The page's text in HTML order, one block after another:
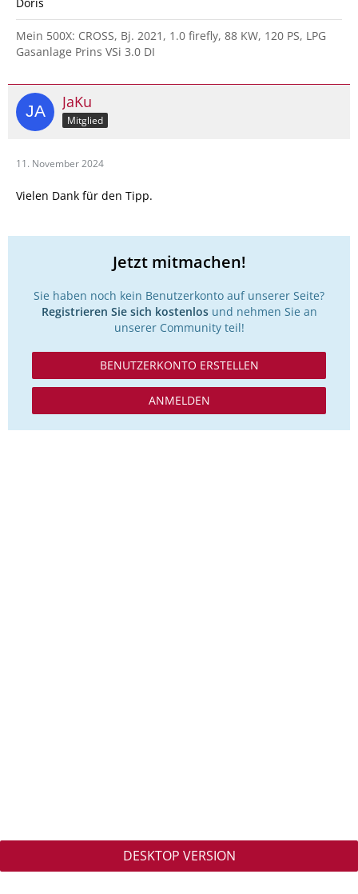
Mein 500X: CROSS, Bj. 2021, 1.0 firefly, 88 KW, 120 PS, LPG
Gasanlage Prins VSi 3.0 DI
JaKu
Mitglied
11. November 2024
Vielen Dank für den Tipp.
Jetzt mitmachen!
Sie haben noch kein Benutzerkonto auf unserer Seite?
Registrieren Sie sich kostenlosund nehmen Sie an
unserer Community teil!
BENUTZERKONTO ERSTELLEN
ANMELDEN
DESKTOP VERSION